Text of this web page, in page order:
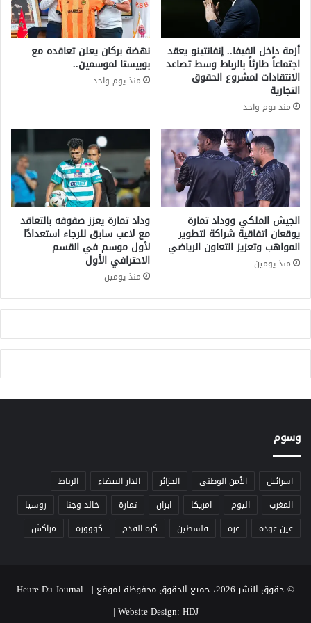
و
ن
ب
ا
ل
إ
ب
ا
د
ة
ف
ي
غ
ز
ة
و
ا
و
ب
ا
ط
ب
ر
ش
ل
و
ن
ة
و
ر
ي
ا
ل
م
د
ر
ي
ي
ل
د
ر
إ
س
ي
أزمة داخل الفيفا.. إنفانتينو يعقد
اجتماعاً طارئاً بالرباط وسط تصاعد
الانتقادات لمشروع الحقوق
التجارية
منذ يوم واحد
نهضة بركان يعلن تعاقده مع
بوبيستا لموسمين..
منذ يوم واحد
الجيش الملكي ووداد تمارة
يوقعان اتفاقية شراكة لتطوير
المواهب وتعزيز التعاون الرياضي
منذ يومين
وداد تمارة يعزز صفوفه بالتعاقد
مع لاعب سابق للرجاء استعدادًا
لأول موسم في القسم
الاحترافي الأول
منذ يومين
وسوم
اسرائيل الأمن الوطني الجزائر الدار البيضاء
الرباط
المغرب
اليوم امريكا ايران تمارة خالد وجنا
روسيا
عين عودة
غزة فلسطين كرة القدم كووورة مراكش
© حقوق النشر 2026، جميع الحقوق محفوظة لموقع Heure Du Journal |
Website Design: HDJ
|